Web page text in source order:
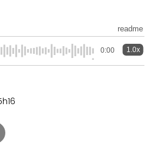
readme
0:00 1.0x